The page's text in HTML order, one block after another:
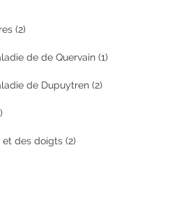
(2)
de de Quervain (1)
de Dupuytren (2)
et des doigts (2)